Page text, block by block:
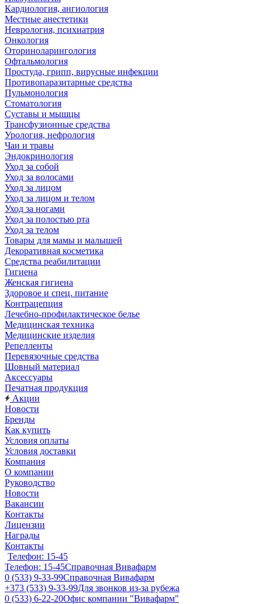
Кардиология, ангиология
Местные анестетики
Неврология, психиатрия
Онкология
Оториноларингология
Офтальмология
Простуда, грипп, вирусные инфекции
Противопаразитарные средства
Пульмонология
Стоматология
Суставы и мышцы
Трансфузионные средства
Урология, нефрология
Чаи и травы
Эндокринология
Уход за собой
Уход за волосами
Уход за лицом
Уход за лицом и телом
Уход за ногами
Уход за полостью рта
Уход за телом
Товары для мамы и малышей
Декоративная косметика
Средства реабилитации
Гигиена
Женская гигиена
Здоровое и спец. питание
Контрацепция
Лечебно-профилактическое белье
Медицинская техника
Медицинские изделия
Репелленты
Перевязочные средства
Шовный материал
Аксессуары
Печатная продукция
Акции
Новости
Бренды
Как купить
Условия оплаты
Условия доставки
Компания
О компании
Руководство
Новости
Вакансии
Контакты
Лицензии
Награды
Контакты
Телефон: 15-45
Телефон: 15-45Справочная Вивафарм
0 (533) 9-33-99Справочная Вивафарм
+373 (533) 9-33-99Для звонков из-за рубежа
0 (533) 6-22-20Офис компании "Вивафарм"